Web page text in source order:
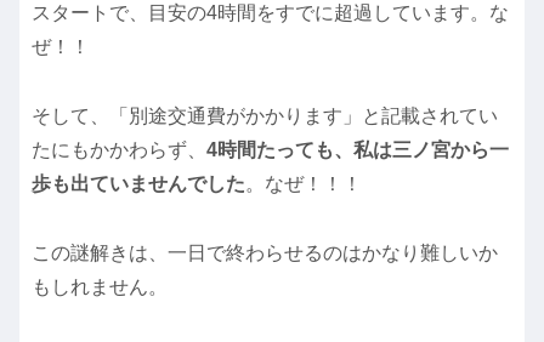
スタートで、目安の4時間をすでに超過しています。な
ぜ！！
そして、「別途交通費がかかります」と記載されてい
たにもかかわらず、 4時間たっても、私は三ノ宮から一
歩も出ていませんでした。なぜ！！！
この謎解きは、一日で終わらせるのはかなり難しいか
もしれません。